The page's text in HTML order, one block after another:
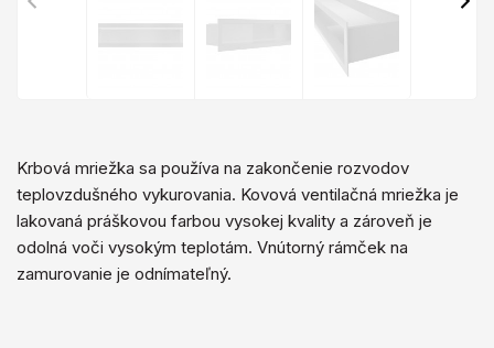
Krbová mriežka sa používa na zakončenie rozvodov
teplovzdušného vykurovania. Kovová ventilačná mriežka je
lakovaná práškovou farbou vysokej kvality a zároveň je
odolná voči vysokým teplotám. Vnútorný rámček na
zamurovanie je odnímateľný.